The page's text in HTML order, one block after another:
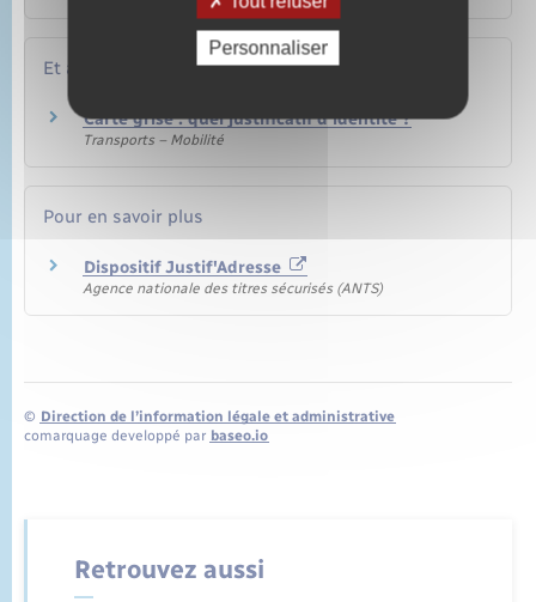
Et aussi
Carte grise : quel justificatif d'identité ?
Transports – Mobilité
Pour en savoir plus
Dispositif Justif'Adresse
Agence nationale des titres sécurisés (ANTS)
© Direction de l’information légale et administrative
comarquage developpé par baseo.io
Retrouvez aussi
Personnaliser